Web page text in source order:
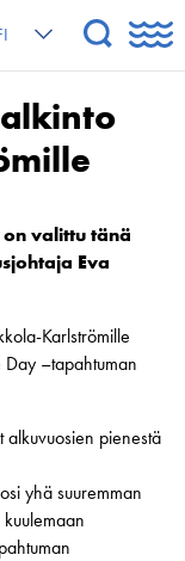
valittu tänä
Eva
Karlströmille
–tapahtuman
pienestä
yhä suuremman